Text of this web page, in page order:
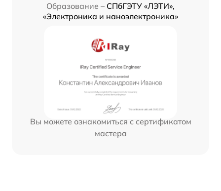
Образование – СПбГЭТУ «ЛЭТИ»,
«Электроника и наноэлектроника»
Вы можете ознакомиться с сертификатом
мастера